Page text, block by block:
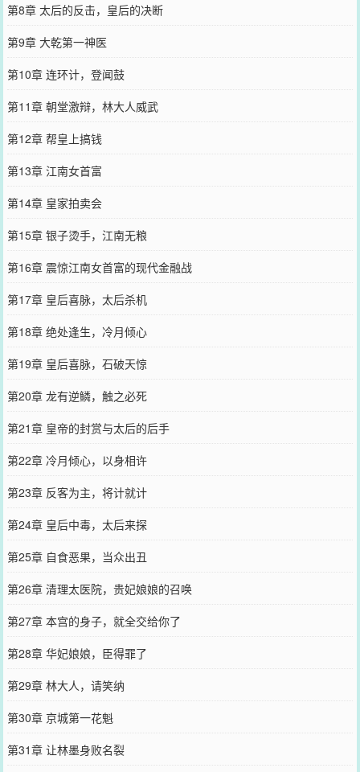
第8章 太后的反击，皇后的决断
第9章 大乾第一神医
第10章 连环计，登闻鼓
第11章 朝堂激辩，林大人威武
第12章 帮皇上搞钱
第13章 江南女首富
第14章 皇家拍卖会
第15章 银子烫手，江南无粮
第16章 震惊江南女首富的现代金融战
第17章 皇后喜脉，太后杀机
第18章 绝处逢生，冷月倾心
第19章 皇后喜脉，石破天惊
第20章 龙有逆鳞，触之必死
第21章 皇帝的封赏与太后的后手
第22章 冷月倾心，以身相许
第23章 反客为主，将计就计
第24章 皇后中毒，太后来探
第25章 自食恶果，当众出丑
第26章 清理太医院，贵妃娘娘的召唤
第27章 本宫的身子，就全交给你了
第28章 华妃娘娘，臣得罪了
第29章 林大人，请笑纳
第30章 京城第一花魁
第31章 让林墨身败名裂